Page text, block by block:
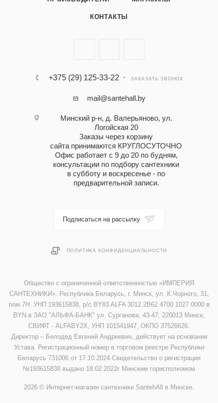
КОНТАКТЫ
+375 (29) 125-33-22 ЗАКАЗАТЬ ЗВОНОК
mail@santehall.by
Минский р-н, д. Валерьяново, ул.
Логойская 20
Заказы через корзину
сайта принимаются КРУГЛОСУТОЧНО
Офис работает с 9 до 20 по будням,
консультации по подбору сантехники
в субботу и воскресенье - по
предварительной записи.
Подписаться на рассылку
ПОЛИТИКА КОНФИДЕНЦИАЛЬНОСТИ
Общество с ограниченной ответственностью «ИМПЕРИЯ
САНТЕХНИКИ». Республика Беларусь, г. Минск, ул. К.Чорного, 31,
пом.7Н. УНП 193615838, р/с BY83 ALFA 3012 2B62 4700 1027 0000 в
BYN в ЗАО "АЛЬФА-БАНК" ул. Сурганова, 43-47, 220013 Минск,
СВИФТ - ALFABY2X, УНП 101541947, ОКПО 37526626.
Директор – Белодед Евгений Андреевич, действует на основании
Устава. Регистрационный номер в торговом реестре Республики
Беларусь 731006 от 17.10.2024 Свидетельство о регистрации
№193615838 выдано 18.02.2022г Минским горисполкомом
2026 © Интернет-магазин сантехники SantehAll в Минске.